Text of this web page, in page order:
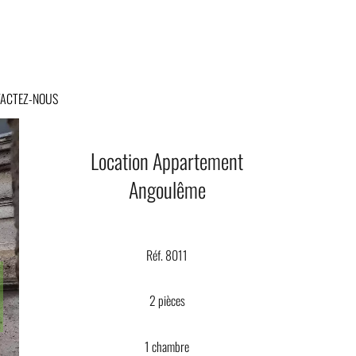
NOUS
Location Appartement
Angoulême
Réf. 8011
2 pièces
1 chambre